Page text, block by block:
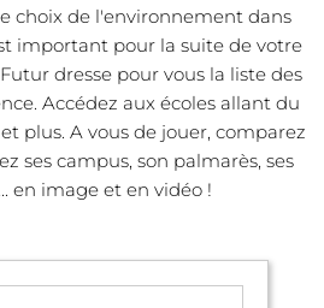
choix de l'environnement dans
important pour la suite de votre
dresse pour vous la liste des
Accédez aux écoles allant du
plus. A vous de jouer, comparez
ses campus, son palmarès, ses
en image et en vidéo !